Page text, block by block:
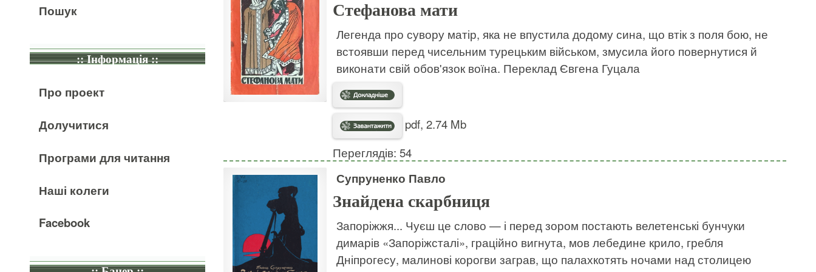
Пошук
:: Інформація ::
Про проект
Долучитися
Програми для читання
Наші колеги
Facebook
Стефанова мати
Легенда про сувору матір, яка не впустила додому сина, що втік з поля бою, не
встоявши перед чисельним турецьким військом, змусила його повернутися й
виконати свій обов'язок воїна. Переклад Євгена Гуцала
pdf, 2.74 Mb
Переглядів: 54
Супруненко Павло
Знайдена скарбниця
Запоріжжя... Чуєш це слово — і перед зором постають велетенські бунчуки
димарів «Запоріжсталі», граційно вигнута, мов лебедине крило, гребля
Дніпрогесу, малинові корогви заграв, що палахкотять ночами над столицею